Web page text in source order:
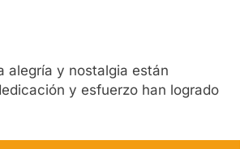
alegría y nostalgia están
y esfuerzo han logrado